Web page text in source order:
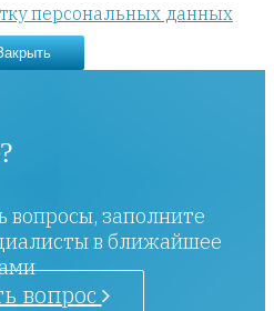
персональных данных
вопросы, заполните
в ближайшее
вопрос